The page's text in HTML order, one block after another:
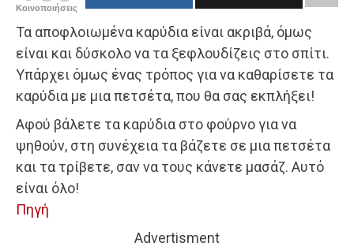
Κοινοποιήσεις
Τα αποφλοιωμένα καρύδια είναι ακριβά, όμως
είναι και δύσκολο να τα ξεφλουδίζεις στο σπίτι.
Υπάρχει όμως ένας τρόπος για να καθαρίσετε τα
καρύδια με μια πετσέτα, που θα σας εκπλήξει!
Αφού βάλετε τα καρύδια στο φούρνο για να
ψηθούν, στη συνέχεια τα βάζετε σε μια πετσέτα
και τα τρίβετε, σαν να τους κάνετε μασάζ. Αυτό
είναι όλο!
Πηγή
Advertisment